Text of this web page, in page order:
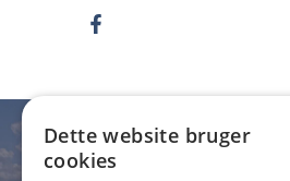
F
b
o
k
LOKAL FORANKRING -
RÆKKEVIDDE
Dette website bruger
cookies